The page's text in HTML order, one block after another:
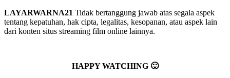
LAYARWARNA21 Tidak bertanggung jawab atas segala aspek
tentang kepatuhan, hak cipta, legalitas, kesopanan, atau aspek lain
dari konten situs streaming film online lainnya.
HAPPY WATCHING 🙂